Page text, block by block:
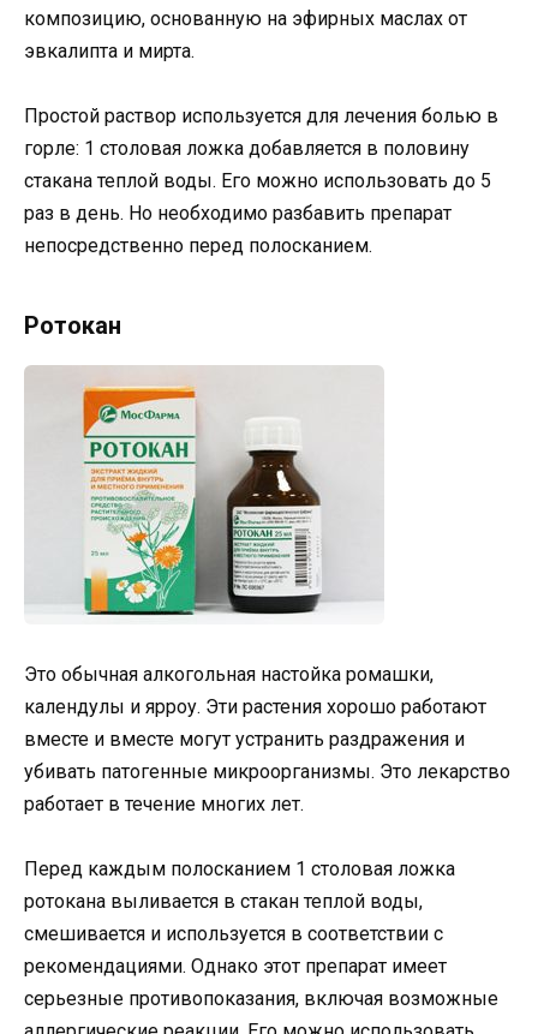
композицию, основанную на эфирных маслах от
эвкалипта и мирта.
Простой раствор используется для лечения болью в
горле: 1 столовая ложка добавляется в половину
стакана теплой воды. Его можно использовать до 5
раз в день. Но необходимо разбавить препарат
непосредственно перед полосканием.
Ротокан
Это обычная алкогольная настойка ромашки,
календулы и ярроу. Эти растения хорошо работают
вместе и вместе могут устранить раздражения и
убивать патогенные микроорганизмы. Это лекарство
работает в течение многих лет.
Перед каждым полосканием 1 столовая ложка
ротокана выливается в стакан теплой воды,
смешивается и используется в соответствии с
рекомендациями. Однако этот препарат имеет
серьезные противопоказания, включая возможные